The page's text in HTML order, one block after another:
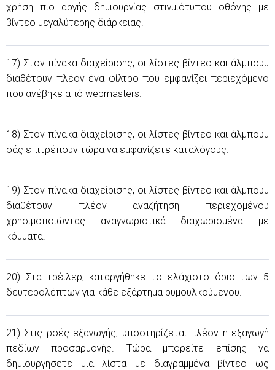
χρήση πιο αργής δημιουργίας στιγμιότυπου οθόνης με
βίντεο μεγαλύτερης διάρκειας.
17) Στον πίνακα διαχείρισης, οι λίστες βίντεο και άλμπουμ
διαθέτουν πλέον ένα φίλτρο που εμφανίζει περιεχόμενο
που ανέβηκε από webmasters.
18) Στον πίνακα διαχείρισης, οι λίστες βίντεο και άλμπουμ
σάς επιτρέπουν τώρα να εμφανίζετε καταλόγους.
19) Στον πίνακα διαχείρισης, οι λίστες βίντεο και άλμπουμ
διαθέτουν πλέον αναζήτηση περιεχομένου
χρησιμοποιώντας αναγνωριστικά διαχωρισμένα με
κόμματα.
20) Στα τρέιλερ, καταργήθηκε το ελάχιστο όριο των 5
δευτερολέπτων για κάθε εξάρτημα ρυμουλκούμενου.
21) Στις ροές εξαγωγής, υποστηρίζεται πλέον η εξαγωγή
πεδίων προσαρμογής. Τώρα μπορείτε επίσης να
δημιουργήσετε μια λίστα με διαγραμμένα βίντεο ως